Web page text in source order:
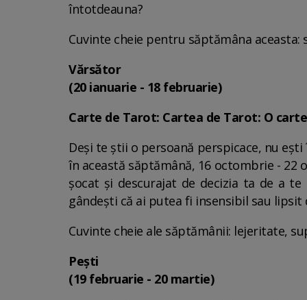
întotdeauna?
Cuvinte cheie pentru săptămâna aceasta:
Vărsător
(20 ianuarie - 18 februarie)
Carte de Tarot: Cartea de Tarot: O
Deși te știi o persoană perspicace, nu
în această săptămână, 16 octombrie - 22
șocat și descurajat de decizia ta de a
gândești că ai putea fi insensibil sau lipsit
Cuvinte cheie ale săptămânii: lejeritate,
Pești
(19 februarie - 20 martie)